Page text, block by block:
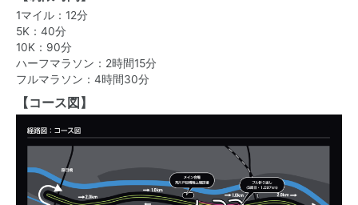
1マイル：12分
5K：40分
10K：90分
ハーフマラソン：2時間15分
フルマラソン：4時間30分
【コース図】